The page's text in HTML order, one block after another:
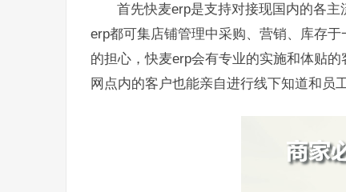
首先快麦erp是支持对接现国内的各
erp都可集店铺管理中采购、营销、库存
的担心，快麦erp会有专业的实施和体贴
网点内的客户也能亲自进行线下知道和员